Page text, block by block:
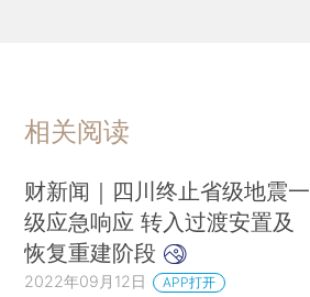
相关阅读
财新闻｜四川终止省级地震一
级应急响应 转入过渡安置及
恢复重建阶段
2022年09月12日 APP打开